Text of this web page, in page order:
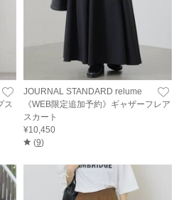
ス
JOURNAL STANDARD relume
《WEB限定追加予約》ギャザーフレア
スカート
¥10,450
(9)